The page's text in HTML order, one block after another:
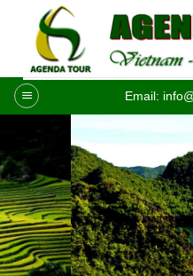
contenu
Email: